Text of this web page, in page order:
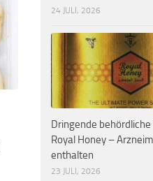
24 JULI, 2026
Dringende
Royal Honey –
enthalten
23 JULI, 2026